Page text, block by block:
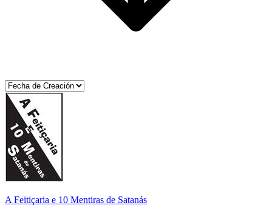
A Feitiçaria e 10 Mentiras de Satanás